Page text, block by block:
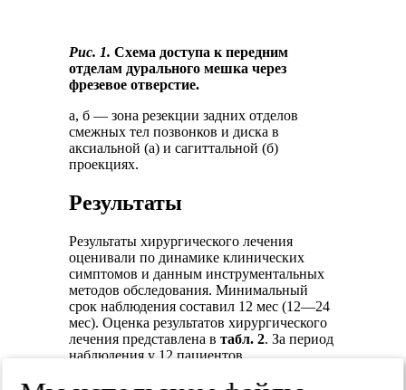
Рис. 1. Схема доступа к передним
отделам дурального мешка через
фрезевое отверстие.
а, б — зона резекции задних отделов
смежных тел позвонков и диска в
аксиальной (а) и сагиттальной (б)
проекциях.
Результаты
Результаты хирургического лечения
оценивали по динамике клинических
симптомов и данным инструментальных
методов обследования. Минимальный
срок наблюдения составил 12 мес (12—24
мес). Оценка результатов хирургического
лечения представлена втабл. 2. За период
наблюдения у 12 пациентов